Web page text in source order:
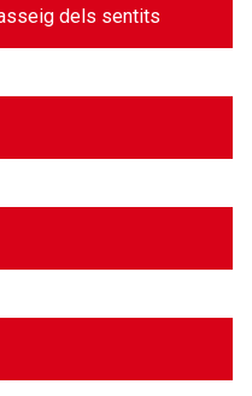
dels sentits